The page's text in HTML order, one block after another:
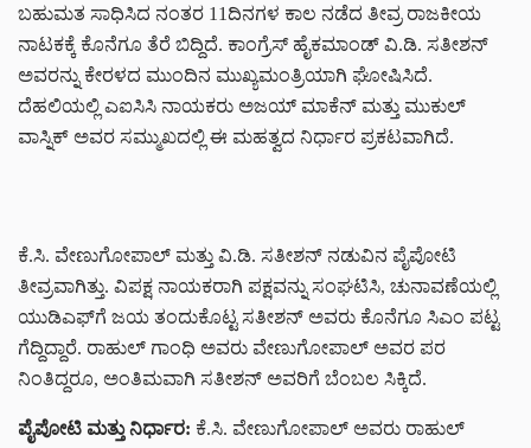
ಬಹುಮತ ಸಾಧಿಸಿದ ನಂತರ 11ದಿನಗಳ ಕಾಲ ನಡೆದ ತೀವ್ರ ರಾಜಕೀಯ
ನಾಟಕಕ್ಕೆ ಕೊನೆಗೂ ತೆರೆ ಬಿದ್ದಿದೆ. ಕಾಂಗ್ರೆಸ್ ಹೈಕಮಾಂಡ್ ವಿ.ಡಿ. ಸತೀಶನ್
ಅವರನ್ನು ಕೇರಳದ ಮುಂದಿನ ಮುಖ್ಯಮಂತ್ರಿಯಾಗಿ ಘೋಷಿಸಿದೆ.
ದೆಹಲಿಯಲ್ಲಿ ಎಐಸಿಸಿ ನಾಯಕರು ಅಜಯ್ ಮಾಕೆನ್ ಮತ್ತು ಮುಕುಲ್
ವಾಸ್ನಿಕ್ ಅವರ ಸಮ್ಮುಖದಲ್ಲಿ ಈ ಮಹತ್ವದ ನಿರ್ಧಾರ ಪ್ರಕಟವಾಗಿದೆ.
ಕೆ.ಸಿ. ವೇಣುಗೋಪಾಲ್ ಮತ್ತು ವಿ.ಡಿ. ಸತೀಶನ್ ನಡುವಿನ ಪೈಪೋಟಿ
ತೀವ್ರವಾಗಿತ್ತು. ವಿಪಕ್ಷ ನಾಯಕರಾಗಿ ಪಕ್ಷವನ್ನು ಸಂಘಟಿಸಿ, ಚುನಾವಣೆಯಲ್ಲಿ
ಯುಡಿಎಫ್‌ಗೆ ಜಯ ತಂದುಕೊಟ್ಟ ಸತೀಶನ್ ಅವರು ಕೊನೆಗೂ ಸಿಎಂ ಪಟ್ಟ
ಗೆದ್ದಿದ್ದಾರೆ. ರಾಹುಲ್ ಗಾಂಧಿ ಅವರು ವೇಣುಗೋಪಾಲ್ ಅವರ ಪರ
ನಿಂತಿದ್ದರೂ, ಅಂತಿಮವಾಗಿ ಸತೀಶನ್ ಅವರಿಗೆ ಬೆಂಬಲ ಸಿಕ್ಕಿದೆ.
ಪೈಪೋಟಿ ಮತ್ತುನಿರ್ಧಾರ: ಕೆ.ಸಿ. ವೇಣುಗೋಪಾಲ್ ಅವರು ರಾಹುಲ್